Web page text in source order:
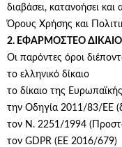
διαβάσει, κατανοήσει
Όρους Χρήσης και
2. ΕΦΑΡΜΟΣΤΕΟ ΔΙΚΑΙΟ
Οι παρόντες όροι
το ελληνικό δίκαιο
το δίκαιο της
την Οδηγία 2011/83/ΕΕ
τον Ν. 2251/1994
τον GDPR (ΕΕ 2016/679)